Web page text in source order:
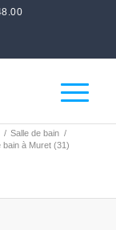
/ Salle de bain /
bain à Muret (31)